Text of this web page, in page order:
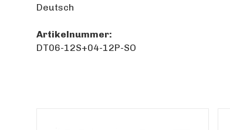
Deutsch
Artikelnummer:
DT06-12S+04-12P-SO